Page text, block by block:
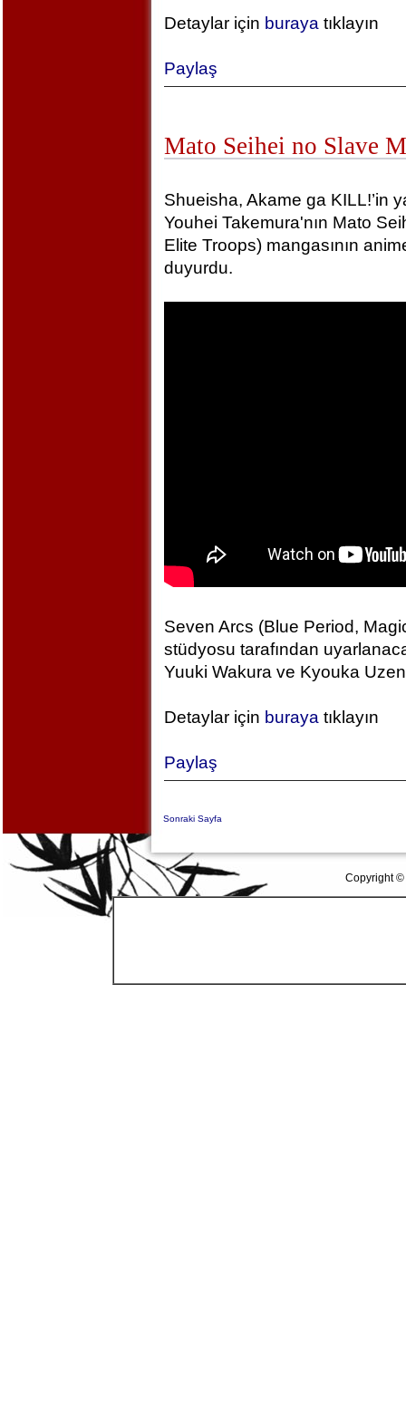
Detaylar için buraya tıklayın
Paylaş
Mato Seihei no Slave
Shueisha, Akame ga KILL!’in
Youhei Takemura'nın Mato
Elite Troops) mangasının
duyurdu.
Seven Arcs (Blue Period,
stüdyosu tarafından
Yuuki Wakura ve Kyouka
Detaylar için buraya tıklayın
Paylaş
Sonraki Sayfa
Copyright ©